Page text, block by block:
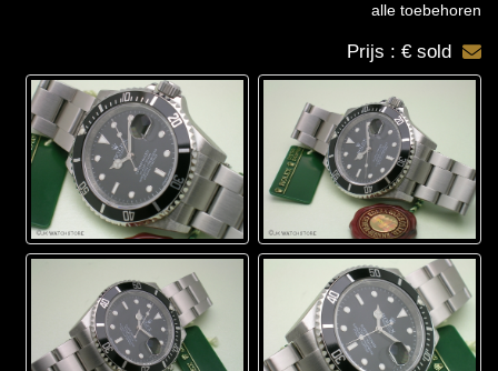
alle toebehoren
Prijs : € sold